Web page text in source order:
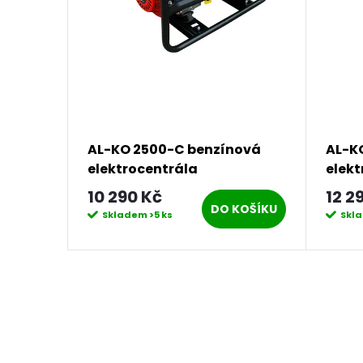
AL-KO 2500-C benzínová
elektrocentrála
10 290 Kč
Skladem>5 ks DO KOŠÍKU
AL-
12